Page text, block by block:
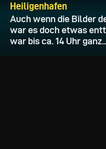
Heiligenhafen
Auch wenn die Bilder
war es doch etwas
war bis ca. 14 Uhr